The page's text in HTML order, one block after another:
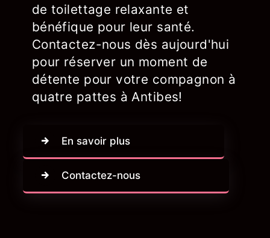
de toilettage relaxante et
bénéfique pour leur santé.
Contactez-nous dès aujourd'hui
pour réserver un moment de
détente pour votre compagnon à
quatre pattes à Antibes!
En savoir plus
Contactez-nous